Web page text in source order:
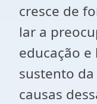
cresce de
lar a
educação
sustento
causas